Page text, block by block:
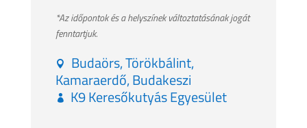
*Az időpontok és a helyszínek változtatásának jogát
fenntartjuk.
Budaörs, Törökbálint,
Kamaraerdő, Budakeszi
K9 Keresőkutyás Egyesület